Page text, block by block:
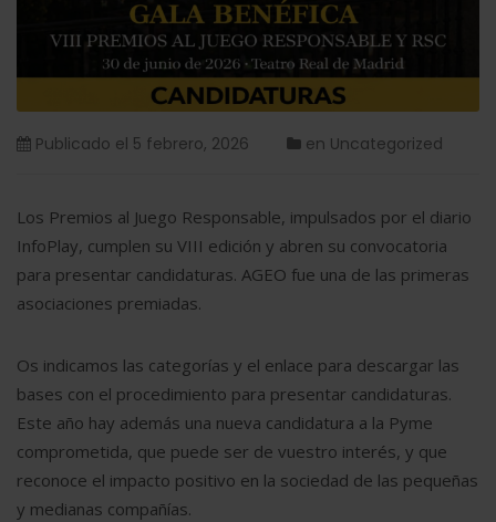
Publicado el 5 febrero, 2026 en Uncategorized
Los Premios al Juego Responsable, impulsados por el diario
InfoPlay, cumplen su VIII edición y abren su convocatoria
para presentar candidaturas. AGEO fue una de las primeras
asociaciones premiadas.
Os indicamos las categorías y el enlace para descargar las
bases con el procedimiento para presentar candidaturas.
Este año hay además una nueva candidatura a la Pyme
comprometida, que puede ser de vuestro interés, y que
reconoce el impacto positivo en la sociedad de las pequeñas
y medianas compañías.